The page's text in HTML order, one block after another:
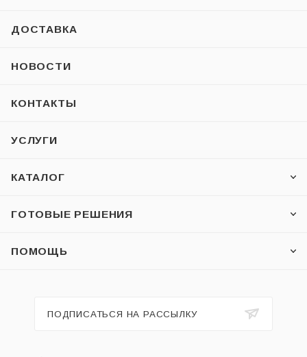
ДОСТАВКА
НОВОСТИ
КОНТАКТЫ
УСЛУГИ
КАТАЛОГ
ГОТОВЫЕ РЕШЕНИЯ
ПОМОЩЬ
ПОДПИСАТЬСЯ НА РАССЫЛКУ